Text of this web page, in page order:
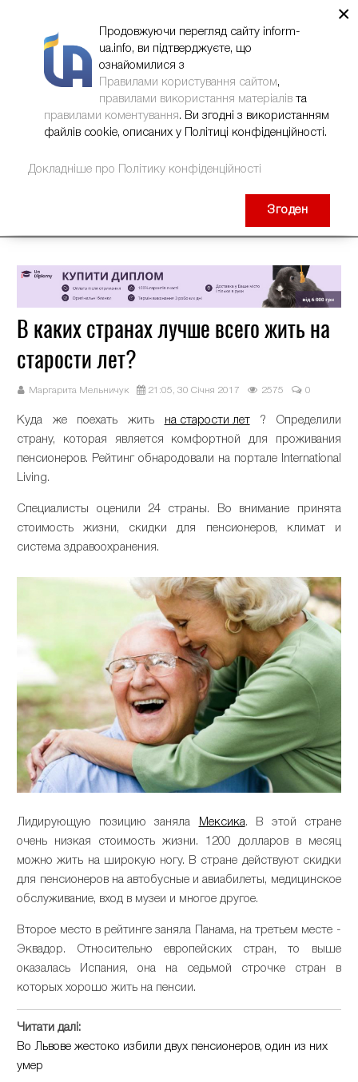
В каких странах лучше всего жить на
старости лет?
Маргарита Мельничук 21:05, 30 Січня 2017 2575 0
Куда же поехать жить на старости лет? Определили
страну, которая является комфортной для проживания
пенсионеров. Рейтинг обнародовали на портале International
Living.
Специалисты оценили 24 страны. Во внимание принята
стоимость жизни, скидки для пенсионеров, климат и
система здравоохранения.
Лидирующую позицию заняла Мексика. В этой стране
очень низкая стоимость жизни. 1200 долларов в месяц
можно жить на широкую ногу. В стране действуют скидки
для пенсионеров на автобусные и авиабилеты, медицинское
обслуживание, вход в музеи и многое другое.
Второе место в рейтинге заняла Панама, на третьем месте -
Эквадор. Относительно европейских стран, то выше
оказалась Испания, она на седьмой строчке стран в
которых хорошо жить на пенсии.
Читати далі:
Во Львове жестоко избили двух пенсионеров, один из них
умер
×
Продовжуючи перегляд сайту inform-
ua.info, ви підтверджуєте, що
ознайомилися з
Правилами користування сайтом,
правилами використання матеріалів та
правилами коментування. Ви згодні з використанням
файлів cookie, описаних у Політиці конфіденційності.
Докладніше про Політику конфіденційності
Згоден